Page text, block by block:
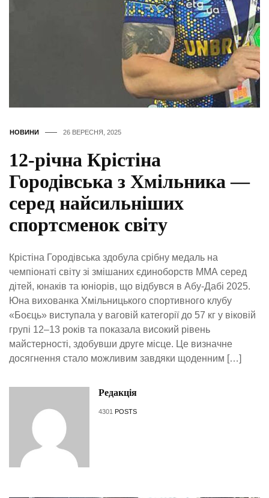
НОВИНИ 26 ВЕРЕСНЯ, 2025
12-річна Крістіна
Городівська з Хмільника —
серед найсильніших
спортсменок світу
Крістіна Городівська здобула срібну медаль на
чемпіонаті світу зі змішаних єдиноборств ММА серед
дітей, юнаків та юніорів, що відбувся в Абу-Дабі 2025.
Юна вихованка Хмільницького спортивного клубу
«Боєць» виступала у ваговій категорії до 57 кг у віковій
групі 12–13 років та показала високий рівень
майстерності, здобувши друге місце. Це визначне
досягнення стало можливим завдяки щоденним […]
Редакція
4301 POSTS